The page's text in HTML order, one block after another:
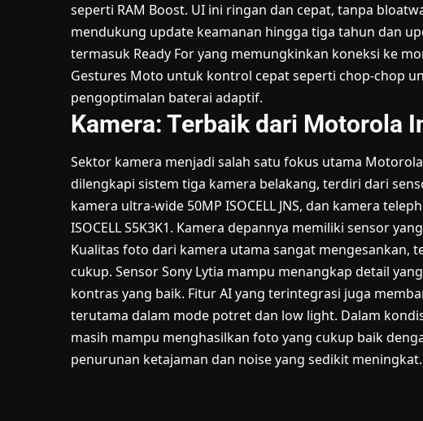
seperti RAM Boost. UI ini ringan dan cepat, tanpa
mendukung update keamanan hingga tiga tahun dan
termasuk Ready For yang memungkinkan koneksi ke
Gestures Moto untuk kontrol cepat seperti chop-chop
pengoptimalan baterai adaptif.
Kamera: Terbaik dari Motorola
Sektor kamera menjadi salah satu fokus utama
dilengkapi sistem tiga kamera belakang, terdiri dari
kamera ultra-wide 50MP ISOCELL JNS, dan kamera
ISOCELL S5K3K1. Kamera depannya memiliki sensor
Kualitas foto dari kamera utama sangat mengesankan,
cukup. Sensor Sony Lytia mampu menangkap detail
kontras yang baik. Fitur AI yang terintegrasi juga
terutama dalam mode potret dan low light. Dalam
masih mampu menghasilkan foto yang cukup baik
penurunan ketajaman dan noise yang sedikit meningkat.